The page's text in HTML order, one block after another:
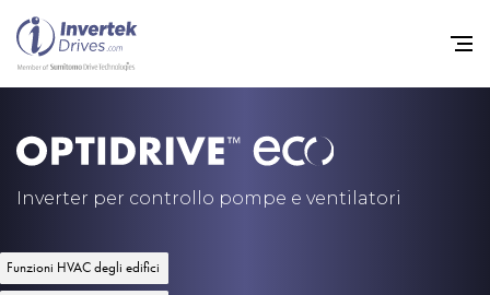
Inverter per controllo pompe e ventilatori
Funzioni HVAC degli edifici
Home
Convertitori di Frequenza -